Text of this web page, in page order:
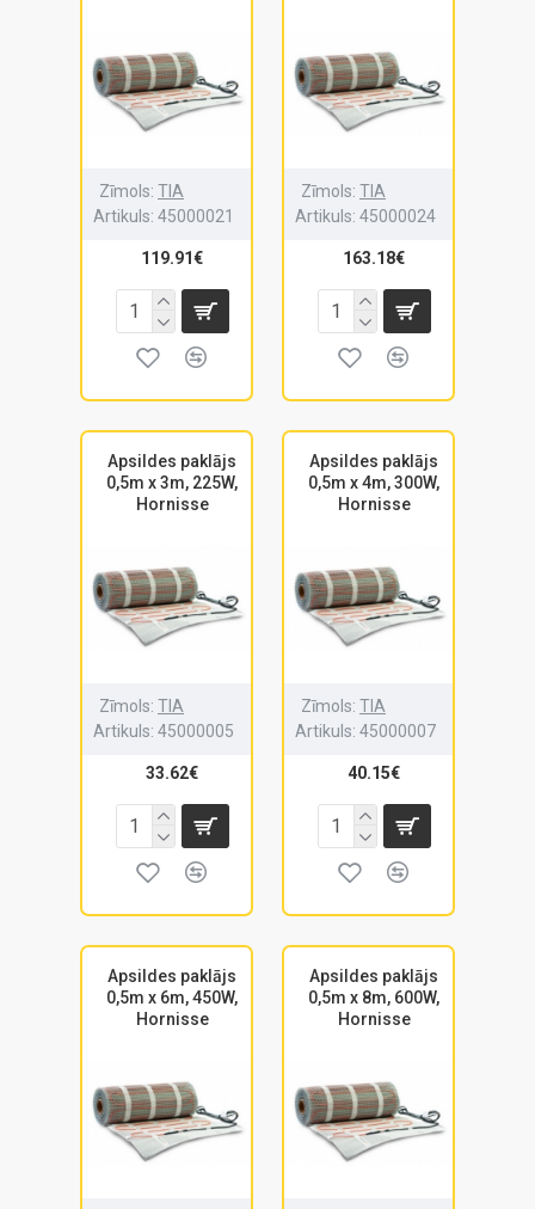
Zīmols: TIA
Artikuls: 45000021
119.91€
Zīmols: TIA
Artikuls: 45000024
163.18€
Apsildes paklājs
0,5m x 3m, 225W,
Hornisse
Zīmols: TIA
Artikuls: 45000005
33.62€
Apsildes paklājs
0,5m x 4m, 300W,
Hornisse
Zīmols: TIA
Artikuls: 45000007
40.15€
Apsildes paklājs
0,5m x 6m, 450W,
Hornisse
Apsildes paklājs
0,5m x 8m, 600W,
Hornisse